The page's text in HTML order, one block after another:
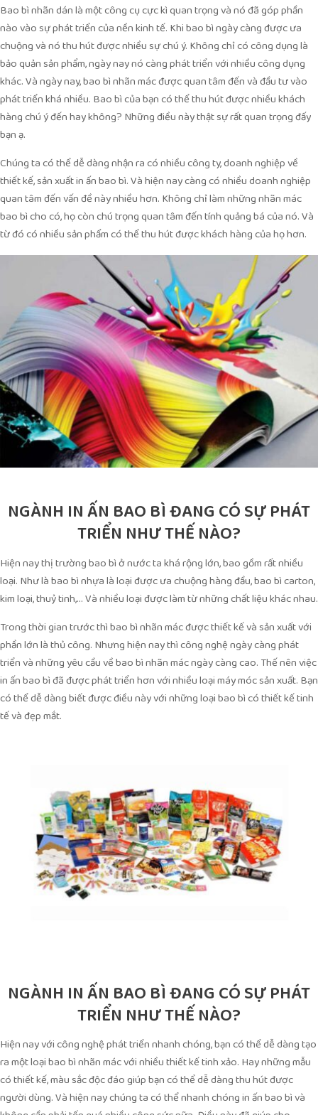
Bao bì nhãn dán là một công cụ cực kì quan trọng và nó đã góp phần
nào vào sự phát triển của nền kinh tế. Khi bao bì ngày càng được ưa
chuộng và nó thu hút được nhiều sự chú ý. Không chỉ có công dụng là
bảo quản sản phẩm, ngày nay nó càng phát triển với nhiều công dụng
khác. Và ngày nay, bao bì nhãn mác được quan tâm đến và đầu tư vào
phát triển khá nhiều. Bao bì của bạn có thể thu hút được nhiều khách
hàng chú ý đến hay không? Những điều này thật sự rất quan trọng đấy
bạn ạ.
Chúng ta có thể dễ dàng nhận ra có nhiều công ty, doanh nghiệp về
thiết kế, sản xuất in ấn bao bì. Và hiện nay càng có nhiều doanh nghiệp
quan tâm đến vấn đề này nhiều hơn. Không chỉ làm những nhãn mác
bao bì cho có, họ còn chú trọng quan tâm đến tính quảng bá của nó. Và
từ đó có nhiều sản phẩm có thể thu hút được khách hàng của họ hơn.
NGÀNH IN ẤN BAO BÌ ĐANG CÓ SỰ PHÁT
TRIỂN NHƯ THẾ NÀO?
Hiện nay thị trường bao bì ở nước ta khá rộng lớn, bao gồm rất nhiều
loại. Như là bao bì nhựa là loại được ưa chuộng hàng đầu, bao bì carton,
kim loại, thuỷ tinh,… Và nhiều loại được làm từ những chất liệu khác nhau.
Trong thời gian trước thì bao bì nhãn mác được thiết kế và sản xuất với
phần lớn là thủ công. Nhưng hiện nay thì công nghệ ngày càng phát
triển và những yêu cầu về bao bì nhãn mác ngày càng cao. Thế nên việc
in ấn bao bì đã được phát triển hơn với nhiều loại máy móc sản xuất. Bạn
có thể dễ dàng biết được điều này với những loại bao bì có thiết kế tinh
tế và đẹp mắt.
NGÀNH IN ẤN BAO BÌ ĐANG CÓ SỰ PHÁT
TRIỂN NHƯ THẾ NÀO?
Hiện nay với công nghệ phát triển nhanh chóng, bạn có thể dễ dàng tạo
ra một loại bao bì nhãn mác với nhiều thiết kế tinh xảo. Hay những mẫu
có thiết kế, màu sắc độc đáo giúp bạn có thể dễ dàng thu hút được
người dùng. Và hiện nay chúng ta có thể nhanh chóng in ấn bao bì và